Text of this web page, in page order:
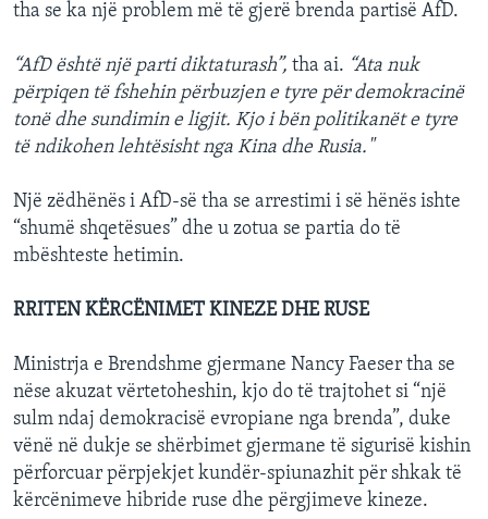
tha se ka një problem më të gjerë brenda partisë AfD.
“AfD është një parti diktaturash”, tha ai. “Ata nuk
përpiqen të fshehin përbuzjen e tyre për demokracinë
tonë dhe sundimin e ligjit. Kjo i bën politikanët e tyre
të ndikohen lehtësisht nga Kina dhe Rusia."
Një zëdhënës i AfD-së tha se arrestimi i së hënës ishte
“shumë shqetësues” dhe u zotua se partia do të
mbështeste hetimin.
RRITEN KËRCËNIMET KINEZE DHE RUSE
Ministrja e Brendshme gjermane Nancy Faeser tha se
nëse akuzat vërtetoheshin, kjo do të trajtohet si “një
sulm ndaj demokracisë evropiane nga brenda”, duke
vënë në dukje se shërbimet gjermane të sigurisë kishin
përforcuar përpjekjet kundër-spiunazhit për shkak të
kërcënimeve hibride ruse dhe përgjimeve kineze.